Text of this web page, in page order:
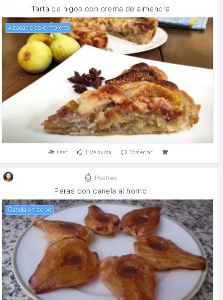
Tarta de higos con crema de almendra
azúcar glas o moreno
Leer 1 Me gusta Comentar
Postres
Peras con canela al horno
canela en polvo